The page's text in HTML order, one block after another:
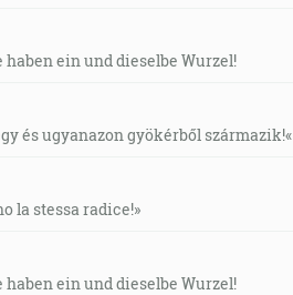
haben ein und dieselbe Wurzel!
és ugyanazon gyökérből származik!«
la stessa radice!»
haben ein und dieselbe Wurzel!